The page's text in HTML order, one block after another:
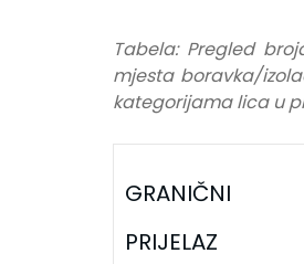
Tabela: Pregled
mjesta boravka/
kategorijama lica u
GRANIČNI
PRIJELAZ